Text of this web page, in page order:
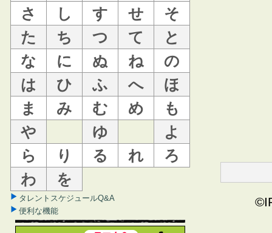
さ
し す せ
そ
た
ち つ て
と
な
に ぬ ね
の
は
ひ ふ へ
ほ
ま
み む め
も
や
ゆ
よ
ら
り る れ
ろ
わ
を
タレントスケジュールQ&A
便利な機能